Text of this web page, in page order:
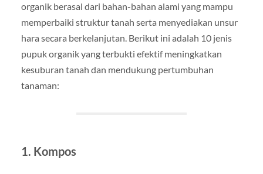
organik berasal dari bahan-bahan alami yang mampu
memperbaiki struktur tanah serta menyediakan unsur
hara secara berkelanjutan. Berikut ini adalah 10 jenis
pupuk organik yang terbukti efektif meningkatkan
kesuburan tanah dan mendukung pertumbuhan
tanaman:
1. Kompos